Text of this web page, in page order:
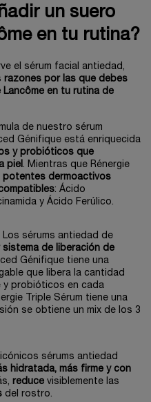
un suero
en tu rutina?
el sérum facial antiedad,
razones por las que debes
en tu rutina de
de nuestro sérum
Génifique está enriquecida
y probióticos que
piel
. Mientras que Rénergie
potentes dermoactivos
: Ácido
y Ácido Ferúlico.
Los sérums antiedad de
sistema de liberación de
Génifique tiene una
que libera la cantidad
probióticos en cada
Triple Sérum tiene una
se obtiene un mix de los 3
sérums antiedad
hidratada, más firme y con
reduce visiblemente las
del rostro.